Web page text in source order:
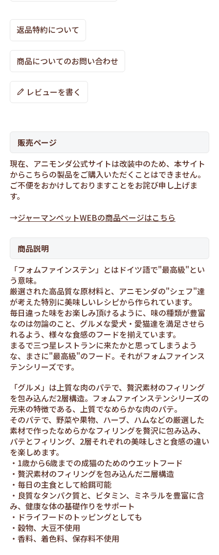
返品特約について
商品についてのお問い合わせ
レビューを書く
販売ページ
現在、アニモンダ公式サイトは改装中のため、本サイト
からこちらの製品をご購入いただくことはできません。
ご不便をおかけしておりますことをお詫び申し上げま
す。
→ジャーマンペットWEBの商品ページはこちら
商品説明
「フォムファインステン」とはドイツ語で"最高級"とい
う意味。
厳選された高品質な原材料と、アニモンダの"シェフ"達
が考えた特別に美味しいレシピから作られています。
毎日違った味をお楽しみ頂けるように、味の種類が豊富
なのは勿論のこと、グルメな愛犬・愛猫達を満足させら
れるよう、様々な食感のフードを揃えています。
まるで三つ星レストランに来たかと思ってしまうよう
な、まさに"最高級"のフード。それがフォムファインス
テンシリーズです。
「グルメ」は上質な肉のパテで、贅沢素材のフィリング
を包み込んだ2層構造。フォムファインステンシリーズの
元来の特徴である、上質でなめらかな肉のパテ。
そのパテで、野菜や果物、ハーブ、ハムなどの厳選した
素材で作ったなめらかなフィリングを贅沢に包み込み、
パテとフィリング、2層それぞれの美味しさと食感の違い
を楽しめます。
1歳から6歳までの成猫のためのウエットフード
贅沢素材のフィリングを包み込んだ二層構造
毎日の主食として給餌可能
良質なタンパク質と、ビタミン、ミネラルを豊富に含
み、健康な体の基礎作りをサポート
ドライフードのトッピングとしても
穀物、大豆不使用
香料、着色料、保存料不使用